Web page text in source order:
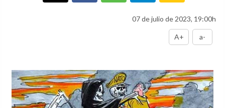
07 de julio de 2023, 19:00h
A+ a-